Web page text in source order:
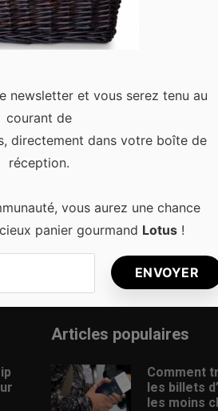
Articles populaires
Comment
les billets
les moins
newsletter et vous serez tenu au
courant de
directement dans votre boîte de
réception.
vous aurez une chance
panier gourmand Lotus !